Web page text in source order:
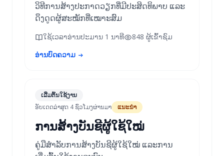
ວິທີການສ້າງປະກາດວຽກທີ່ມີປະສິດທິພາບ ແລະ
ດຶງດູດຜູ້ສະໝັກທີ່ເໝາະສົມ
ໃຊ້ເວລາອ່ານປະມານ 1 ນາທີ
848 ຜູ້ເຂົ້າຊົມ
ອ່ານບົດຄວາມ
ເລີ່ມຕົ້ນໃຊ້ງານ
ອັບເດດລ່າສຸດ 4 ຊົ່ວໂມງຜ່ານມາ
ແນະນຳ
ການສ້າງບັນຊີຜູ້ໃຊ້ໃໝ່
ຄູ່ມືສຳລັບການສ້າງບັນຊີຜູ້ໃຊ້ໃໝ່ ແລະການ